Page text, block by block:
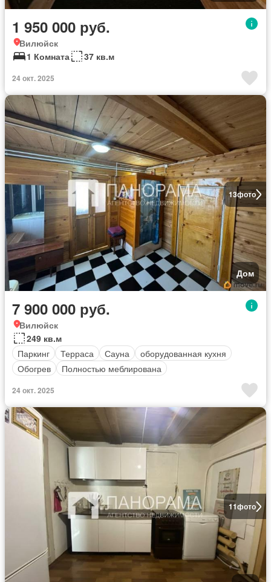
1 950 000 руб.
Вилюйск
1 Комната
37 кв.м
24 окт. 2025
13фото
Дом
7 900 000 руб.
Вилюйск
249 кв.м
Паркинг
Терраса Сауна
оборудованная кухня
Обогрев
Полностью меблирована
24 окт. 2025
11фото